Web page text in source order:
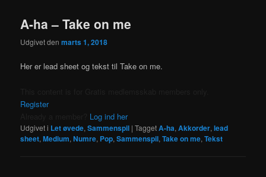
A-ha – Take on me
Udgivet denmarts 1, 2018
Her er lead sheet og tekst til Take on me.
Register
Log ind her
Udgivet i Let øvede,Sammenspil |TaggetA-ha,Akkorder,lead
sheet,Medium,Numre, Pop,Sammenspil,Take on me,Tekst